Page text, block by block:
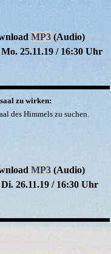
MP3 (Audio)
25.11.19 / 16:30 Uhr
zu wirken:
des Himmels zu suchen.
MP3 (Audio)
26.11.19 / 16:30 Uhr